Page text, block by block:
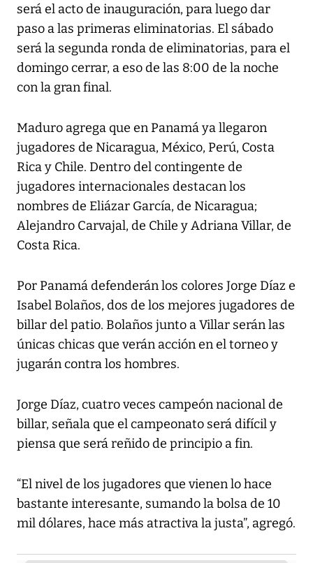
será el acto de inauguración, para luego dar
paso a las primeras eliminatorias. El sábado
será la segunda ronda de eliminatorias, para el
domingo cerrar, a eso de las 8:00 de la noche
con la gran final.
Maduro agrega que en Panamá ya llegaron
jugadores de Nicaragua, México, Perú, Costa
Rica y Chile. Dentro del contingente de
jugadores internacionales destacan los
nombres de Eliázar García, de Nicaragua;
Alejandro Carvajal, de Chile y Adriana Villar, de
Costa Rica.
Por Panamá defenderán los colores Jorge Díaz e
Isabel Bolaños, dos de los mejores jugadores de
billar del patio. Bolaños junto a Villar serán las
únicas chicas que verán acción en el torneo y
jugarán contra los hombres.
Jorge Díaz, cuatro veces campeón nacional de
billar, señala que el campeonato será difícil y
piensa que será reñido de principio a fin.
“El nivel de los jugadores que vienen lo hace
bastante interesante, sumando la bolsa de 10
mil dólares, hace más atractiva la justa”, agregó.